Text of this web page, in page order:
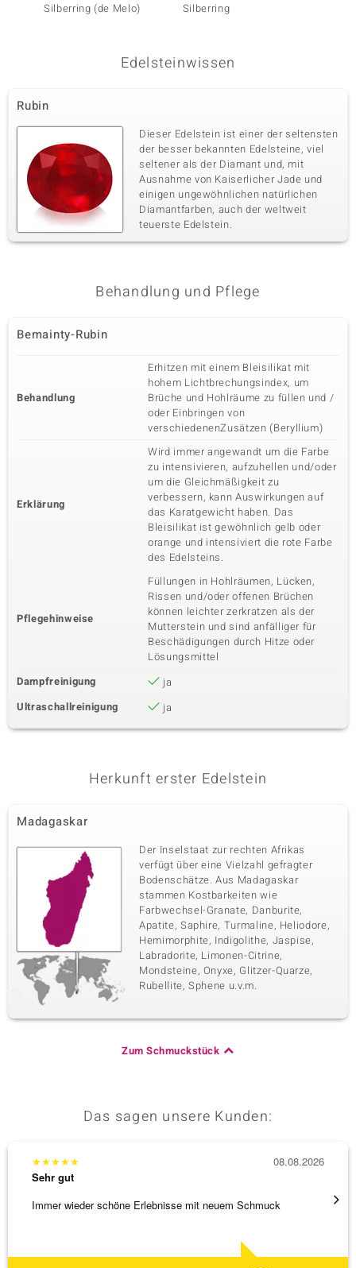
Silberring (de Melo) Silberring
Edelsteinwissen
Rubin
Dieser Edelstein ist einer der seltensten
der besser bekannten Edelsteine, viel
seltener als der Diamant und, mit
Ausnahme von Kaiserlicher Jade und
einigen ungewöhnlichen natürlichen
Diamantfarben, auch der weltweit
teuerste Edelstein.
Behandlung und Pflege
Bemainty-Rubin
Behandlung
Erhitzen mit einem Bleisilikat mit
hohem Lichtbrechungsindex, um
Brüche und Hohlräume zu füllen und /
oder Einbringen von
verschiedenenZusätzen (Beryllium)
Erklärung
Wird immer angewandt um die Farbe
zu intensivieren, aufzuhellen und/oder
um die Gleichmäßigkeit zu
verbessern, kann Auswirkungen auf
das Karatgewicht haben. Das
Bleisilikat ist gewöhnlich gelb oder
orange und intensiviert die rote Farbe
des Edelsteins.
Pflegehinweise
Füllungen in Hohlräumen, Lücken,
Rissen und/oder offenen Brüchen
können leichter zerkratzen als der
Mutterstein und sind anfälliger für
Beschädigungen durch Hitze oder
Lösungsmittel
Dampfreinigung
ja
Ultraschallreinigung
ja
Herkunft erster Edelstein
Madagaskar
Der Inselstaat zur rechten Afrikas
verfügt über eine Vielzahl gefragter
Bodenschätze. Aus Madagaskar
stammen Kostbarkeiten wie
Farbwechsel-Granate, Danburite,
Apatite, Saphire, Turmaline, Heliodore,
Hemimorphite, Indigolithe, Jaspise,
Labradorite, Limonen-Citrine,
Mondsteine, Onyxe, Glitzer-Quarze,
Rubellite, Sphene u.v.m.
Zum Schmuckstück
Das sagen unsere Kunden:
★★★★★
Sehr gut
Immer wieder schöne Erlebnisse mit neuem Schmuck
08.08.2026